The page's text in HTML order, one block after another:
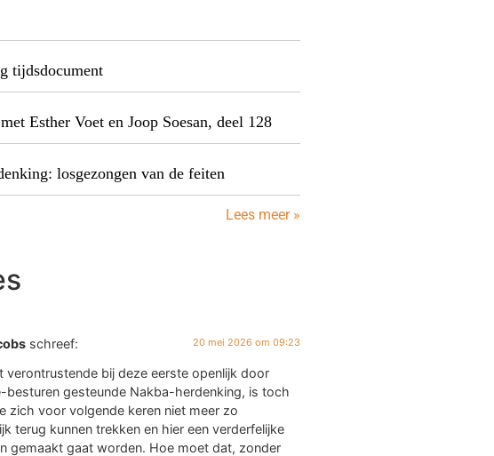
tijdsdocument
Esther Voet en Joop Soesan, deel 128
losgezongen van de feiten
Lees meer »
schreef: 20 mei 2026 om 09:23
verontrustende bij deze eerste openlijk door
besturen gesteunde Nakba-herdenking, is toch
zich voor volgende keren niet meer zo
terug kunnen trekken en hier een verderfelijke
gemaakt gaat worden. Hoe moet dat, zonder